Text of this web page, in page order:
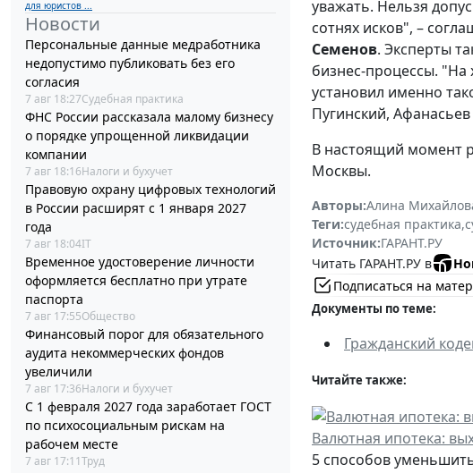
для юристов ...
Новости
Персональные данные медработника
недопустимо публиковать без его
согласия
7 авг 18:27Судебная практика
ФНС России рассказала малому бизнесу
о порядке упрощенной ликвидации
компании
7 авг 18:16Налоги и бухучет
Правовую охрану цифровых технологий
в России расширят с 1 января 2027
года
7 авг 18:04IT
Временное удостоверение личности
оформляется бесплатно при утрате
паспорта
7 авг 17:55Общество
Финансовый порог для обязательного
аудита некоммерческих фондов
увеличили
7 авг 17:36Налоги и бухучет
С 1 февраля 2027 года заработает ГОСТ
по психосоциальным рискам на
рабочем месте
7 авг 17:11Труд
уважать. Нельзя
сотнях исков", –
Семенов. Эксперты
бизнес-процессы. "На
установил именно
Пугинский,
В настоящий момент
Москвы.
Авторы:Алина
Теги:судебная практика,
Источник:ГАРАНТ.РУ
Читать ГАРАНТ.РУ в
Подписаться на
Документы по теме:
Гражданский
Читайте также:
Валютная ипотека:
5 способов